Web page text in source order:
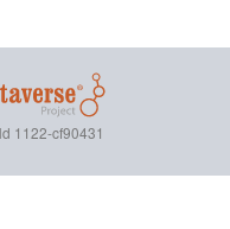
1122-cf90431